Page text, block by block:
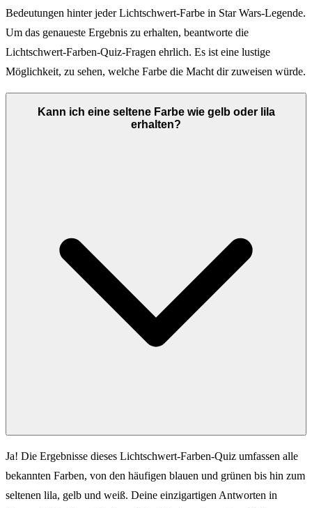
Bedeutungen hinter jeder Lichtschwert-Farbe in Star Wars-Legende.
Um das genaueste Ergebnis zu erhalten, beantworte die
Lichtschwert-Farben-Quiz-Fragen ehrlich. Es ist eine lustige
Möglichkeit, zu sehen, welche Farbe die Macht dir zuweisen würde.
Kann ich eine seltene Farbe wie gelb oder lila
erhalten?
Ja! Die Ergebnisse dieses Lichtschwert-Farben-Quiz umfassen alle
bekannten Farben, von den häufigen blauen und grünen bis hin zum
seltenen lila, gelb und weiß. Deine einzigartigen Antworten in